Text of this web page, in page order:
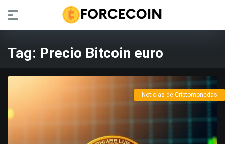
Tag: Precio Bitcoin euro
Noticias de Criptomonedas